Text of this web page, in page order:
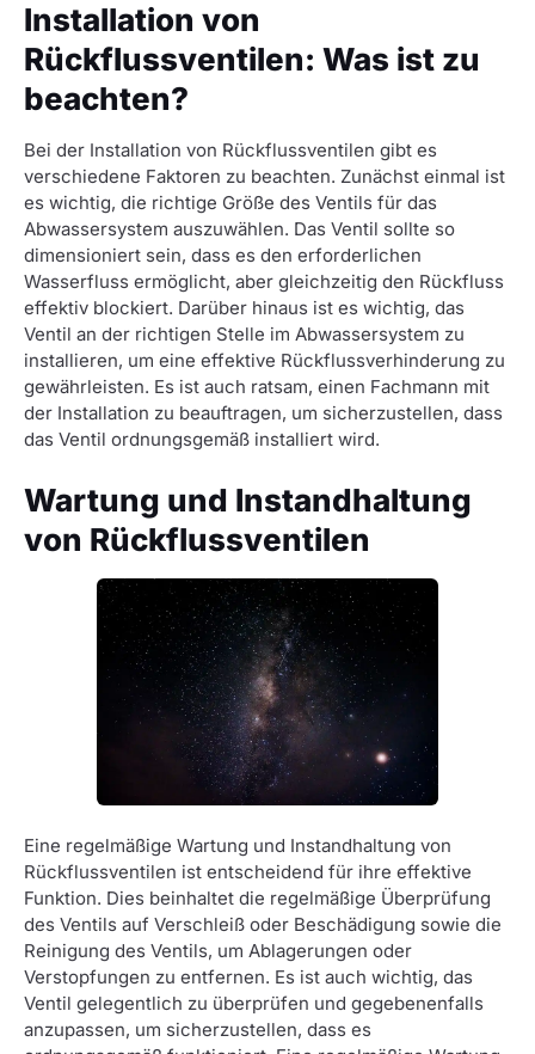
Installation von
Rückflussventilen: Was ist zu
beachten?
Bei der Installation von Rückflussventilen gibt es
verschiedene Faktoren zu beachten. Zunächst einmal ist
es wichtig, die richtige Größe des Ventils für das
Abwassersystem auszuwählen. Das Ventil sollte so
dimensioniert sein, dass es den erforderlichen
Wasserfluss ermöglicht, aber gleichzeitig den Rückfluss
effektiv blockiert. Darüber hinaus ist es wichtig, das
Ventil an der richtigen Stelle im Abwassersystem zu
installieren, um eine effektive Rückflussverhinderung zu
gewährleisten. Es ist auch ratsam, einen Fachmann mit
der Installation zu beauftragen, um sicherzustellen, dass
das Ventil ordnungsgemäß installiert wird.
Wartung und Instandhaltung
von Rückflussventilen
Eine regelmäßige Wartung und Instandhaltung von
Rückflussventilen ist entscheidend für ihre effektive
Funktion. Dies beinhaltet die regelmäßige Überprüfung
des Ventils auf Verschleiß oder Beschädigung sowie die
Reinigung des Ventils, um Ablagerungen oder
Verstopfungen zu entfernen. Es ist auch wichtig, das
Ventil gelegentlich zu überprüfen und gegebenenfalls
anzupassen, um sicherzustellen, dass es